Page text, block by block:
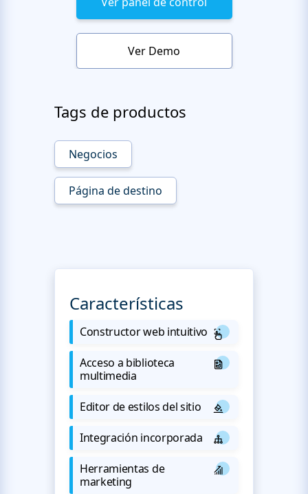
Ver Demo
Tags de productos
Negocios
Página de destino
Características
Constructor web intuitivo
Acceso a biblioteca
multimedia
Editor de estilos del sitio
Integración incorporada
Herramientas de
marketing